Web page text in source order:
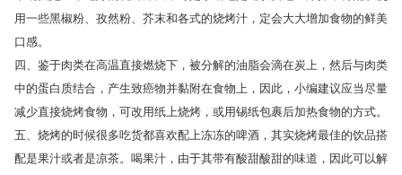
用一些黑椒粉、孜然粉、芥末和各式的烧烤汁，定会大大增加食物的鲜美
口感。
四、鉴于肉类在高温直接燃烧下，被分解的油脂会滴在炭上，然后与肉类
中的蛋白质结合，产生致癌物并黏附在食物上，因此，小编建议应当尽量
减少直接烧烤食物，可改用纸上烧烤，或用锡纸包裹后加热食物的方式。
五、烧烤的时候很多吃货都喜欢配上冻冻的啤酒，其实烧烤最佳的饮品搭
配是果汁或者是凉茶。喝果汁，由于其带有酸甜酸甜的味道，因此可以解